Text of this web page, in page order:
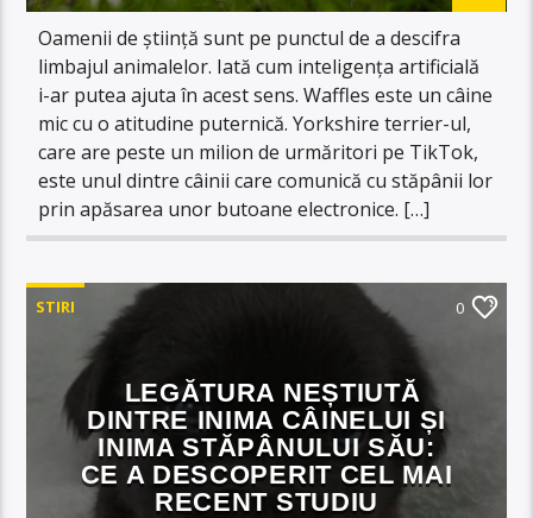
Oamenii de știință sunt pe punctul de a descifra
limbajul animalelor. Iată cum inteligența artificială
i-ar putea ajuta în acest sens. Waffles este un câine
mic cu o atitudine puternică. Yorkshire terrier-ul,
care are peste un milion de urmăritori pe TikTok,
este unul dintre câinii care comunică cu stăpânii lor
prin apăsarea unor butoane electronice. […]
STIRI 0
LEGĂTURA NEȘTIUTĂ
DINTRE INIMA CÂINELUI ȘI
INIMA STĂPÂNULUI SĂU:
CE A DESCOPERIT CEL MAI
RECENT STUDIU